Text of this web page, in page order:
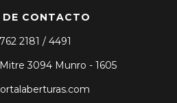
CONTACTO
2181 / 4491
3094 Munro - 1605